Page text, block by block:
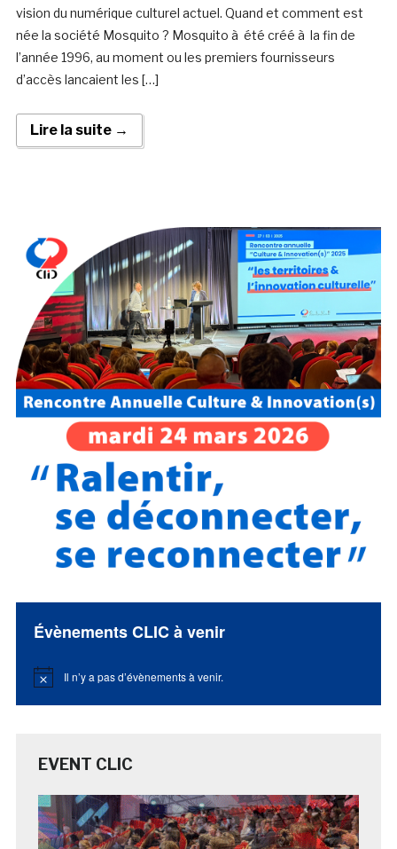
vision du numérique culturel actuel. Quand et comment est
née la société Mosquito ? Mosquito à été créé à la fin de
l’année 1996, au moment ou les premiers fournisseurs
d’accès lancaient les […]
Lire la suite →
Évènements CLIC à venir
Notice Il n’y a pas d’évènements à venir.
EVENT CLIC